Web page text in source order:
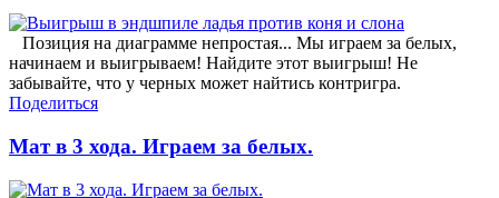
Позиция на диаграмме непростая... Мы играем за белых,
начинаем и выигрываем! Найдите этот выигрыш! Не
забывайте, что у черных может найтись контригра.
Поделиться
Мат в 3 хода. Играем за белых.